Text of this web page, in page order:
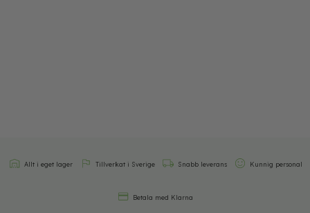
Allt i eget lager Tillverkat i Sverige Snabb leverans Kunnig personal
Betala med Klarna